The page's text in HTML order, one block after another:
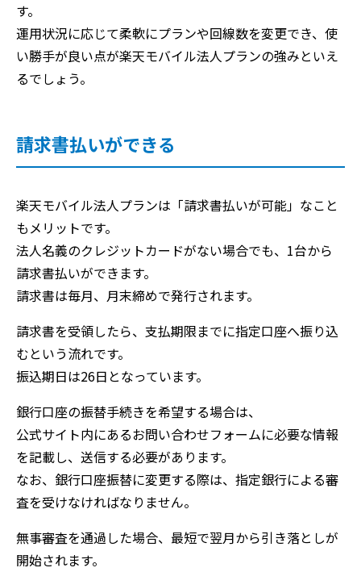
す。
運用状況に応じて柔軟にプランや回線数を変更でき、使
い勝手が良い点が楽天モバイル法人プランの強みといえ
るでしょう。
請求書払いができる
楽天モバイル法人プランは「請求書払いが可能」なこと
もメリットです。
法人名義のクレジットカードがない場合でも、1台から
請求書払いができます。
請求書は毎月、月末締めで発行されます。
請求書を受領したら、支払期限までに指定口座へ振り込
むという流れです。
振込期日は26日となっています。
銀行口座の振替手続きを希望する場合は、
公式サイト内にあるお問い合わせフォームに必要な情報
を記載し、送信する必要があります。
なお、銀行口座振替に変更する際は、指定銀行による審
査を受けなければなりません。
無事審査を通過した場合、最短で翌月から引き落としが
開始されます。